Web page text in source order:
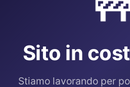
Sito in
Stiamo lavorando per